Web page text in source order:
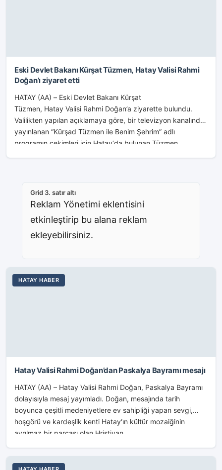
Eski Devlet Bakanı Kürşat Tüzmen, Hatay Valisi Rahmi
Doğan’ı ziyaret etti
HATAY (AA) – Eski Devlet Bakanı Kürşat
Tüzmen, Hatay Valisi Rahmi Doğan’a ziyarette bulundu.
Valilikten yapılan açıklamaya göre, bir televizyon kanalında
yayınlanan “Kürşad Tüzmen ile Benim Şehrim” adlı
programın çekimleri için Hatay‘da bulunan Tüzmen,...
Grid 3. satır altı
Reklam Yönetimi eklentisini
etkinleştirip bu alana reklam
ekleyebilirsiniz.
HATAY HABER
Hatay Valisi Rahmi Doğan’dan Paskalya Bayramı mesajı
HATAY (AA) – Hatay Valisi Rahmi Doğan, Paskalya Bayramı
dolayısıyla mesaj yayımladı. Doğan, mesajında tarih
boyunca çeşitli medeniyetlere ev sahipliği yapan sevgi,
hoşgörü ve kardeşlik kenti Hatay‘ın kültür mozaiğinin
ayrılmaz bir parçası olan Hristiyan...